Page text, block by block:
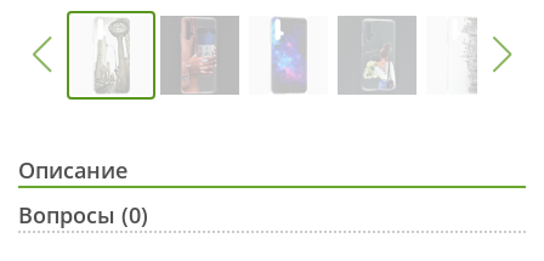
Описание
Вопросы (0)